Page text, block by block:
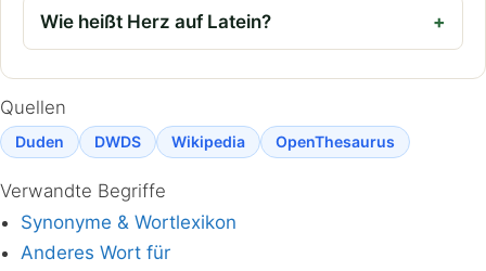
Wie heißt Herz auf Latein?
Quellen
Duden DWDS Wikipedia OpenThesaurus
Verwandte Begriffe
Synonyme & Wortlexikon
Anderes Wort für